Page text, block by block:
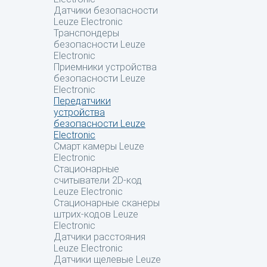
Датчики безопасности
Leuze Electronic
Транспондеры
безопасности Leuze
Electronic
Приемники устройства
безопасности Leuze
Electronic
Передатчики
устройства
безопасности Leuze
Electronic
Смарт камеры Leuze
Electronic
Стационарные
считыватели 2D-код
Leuze Electronic
Стационарные сканеры
штрих-кодов Leuze
Electronic
Датчики расстояния
Leuze Electronic
Датчики щелевые Leuze